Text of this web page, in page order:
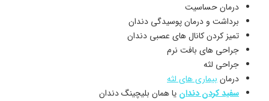
درمان حساسیت
برداشت و درمان پوسیدگی دندان
تمیز کردن کانال های عصبی دندان
جراحی های بافت نرم
جراحی لثه
درمانبیماری های لثه
سفید کردن دندان یا همان بلیچینگ دندان